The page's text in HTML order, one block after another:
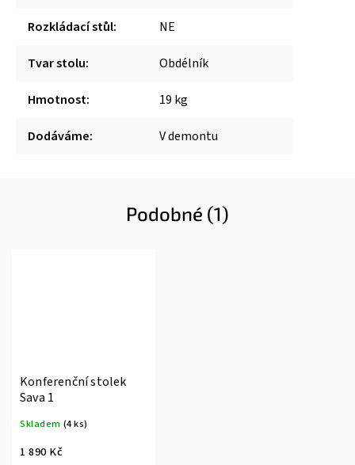
Rozkládací stůl: NE
Tvar stolu: Obdélník
Hmotnost: 19 kg
Dodáváme: V demontu
Podobné (1)
Konferenční stolek
Sava 1
Skladem (4 ks)
1 890 Kč